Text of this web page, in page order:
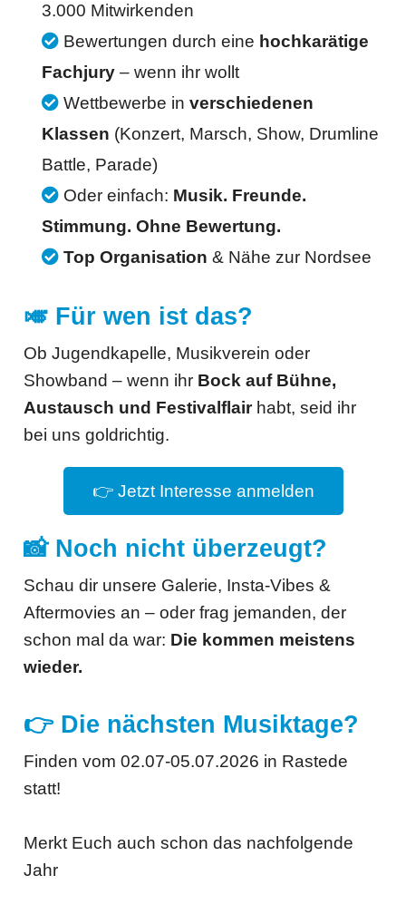
3.000 Mitwirkenden
Bewertungen durch eine hochkarätige
Fachjury – wenn ihr wollt
Wettbewerbe in verschiedenen
Klassen (Konzert, Marsch, Show, Drumline
Battle, Parade)
Oder einfach: Musik. Freunde.
Stimmung. Ohne Bewertung.
Top Organisation & Nähe zur Nordsee
🎺 Für wen ist das?
Ob Jugendkapelle, Musikverein oder
Showband – wenn ihr Bock auf Bühne,
Austausch und Festivalflairhabt, seid ihr
bei uns goldrichtig.
👉 Jetzt Interesse anmelden
📸 Noch nicht überzeugt?
Schau dir unsere Galerie, Insta-Vibes &
Aftermovies an – oder frag jemanden, der
schon mal da war: Die kommen meistens
wieder.
👉 Die nächsten Musiktage?
Finden vom 02.07-05.07.2026 in Rastede
statt!
Merkt Euch auch schon das nachfolgende
Jahr